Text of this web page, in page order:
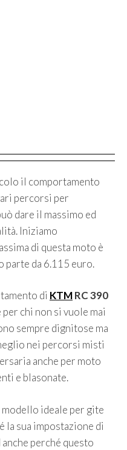
il comportamento
percorsi per
dare il massimo ed
Iniziamo
di questa moto è
parte da 6.115 euro.
di KTMRC 390
chi non si vuole mai
sempre dignitose ma
nei percorsi misti
anche per moto
e blasonate.
ideale per gite
la sua impostazione di
perché questo